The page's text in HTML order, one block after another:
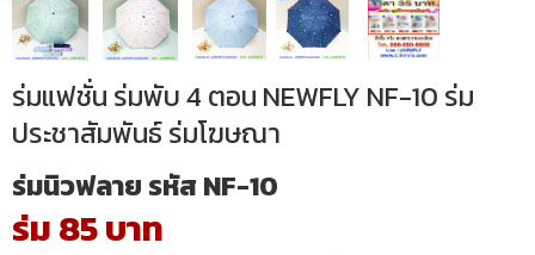
ร่มแฟชั่น ร่มพับ 4 ตอน NEWFLY NF-10 ร่ม
ประชาสัมพันธ์ ร่มโฆษณา
ร่มนิวฟลาย รหัส NF-10
ร่ม 85 บาท